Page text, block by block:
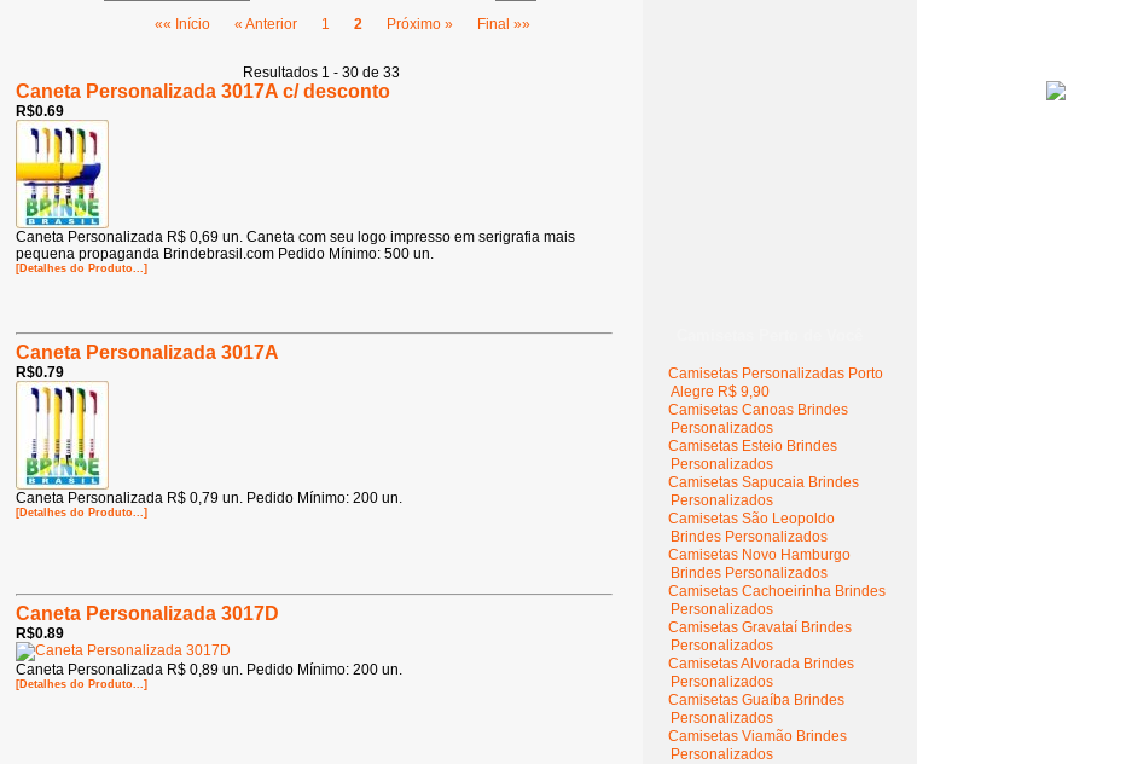
«« Início « Anterior 1 2 Próximo » Final »»
Resultados 1 - 30 de 33
Caneta Personalizada 3017A c/ desconto
R$0.69
Caneta Personalizada R$ 0,69 un. Caneta com seu logo impresso em serigrafia mais
pequena propaganda Brindebrasil.com Pedido Mínimo: 500 un.
[Detalhes do Produto...]
Caneta Personalizada 3017A
R$0.79
Caneta Personalizada R$ 0,79 un. Pedido Mínimo: 200 un.
[Detalhes do Produto...]
Caneta Personalizada 3017D
R$0.89
Caneta Personalizada R$ 0,89 un. Pedido Mínimo: 200 un.
[Detalhes do Produto...]
Camisetas Personalizadas Porto
Alegre R$ 9,90
Camisetas Canoas Brindes
Personalizados
Camisetas Esteio Brindes
Personalizados
Camisetas Sapucaia Brindes
Personalizados
Camisetas São Leopoldo
Brindes Personalizados
Camisetas Novo Hamburgo
Brindes Personalizados
Camisetas Cachoeirinha Brindes
Personalizados
Camisetas Gravataí Brindes
Personalizados
Camisetas Alvorada Brindes
Personalizados
Camisetas Guaíba Brindes
Personalizados
Camisetas Viamão Brindes
Personalizados